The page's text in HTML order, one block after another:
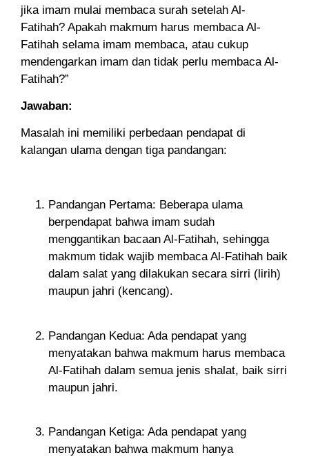
jika imam mulai membaca surah setelah Al-
Fatihah? Apakah makmum harus membaca Al-
Fatihah selama imam membaca, atau cukup
mendengarkan imam dan tidak perlu membaca Al-
Fatihah?”
Jawaban:
Masalah ini memiliki perbedaan pendapat di
kalangan ulama dengan tiga pandangan:
Pandangan Pertama: Beberapa ulama
berpendapat bahwa imam sudah
menggantikan bacaan Al-Fatihah, sehingga
makmum tidak wajib membaca Al-Fatihah baik
dalam salat yang dilakukan secara sirri (lirih)
maupun jahri (kencang).
Pandangan Kedua: Ada pendapat yang
menyatakan bahwa makmum harus membaca
Al-Fatihah dalam semua jenis shalat, baik sirri
maupun jahri.
Pandangan Ketiga: Ada pendapat yang
menyatakan bahwa makmum hanya